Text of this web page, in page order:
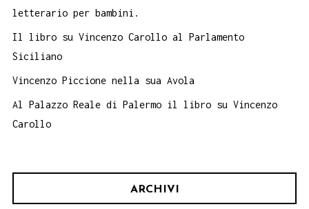
letterario per bambini.
Il libro su Vincenzo Carollo al Parlamento
Siciliano
Vincenzo Piccione nella sua Avola
Al Palazzo Reale di Palermo il libro su Vincenzo
Carollo
ARCHIVI